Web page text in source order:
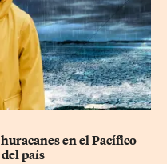
en el Pacífico
país